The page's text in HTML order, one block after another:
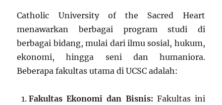
Catholic University of the Sacred Heart
menawarkan berbagai program studi di
berbagai bidang, mulai dari ilmu sosial, hukum,
ekonomi, hingga seni dan humaniora.
Beberapa fakultas utama di UCSC adalah:
Fakultas Ekonomi dan Bisnis: Fakultas ini